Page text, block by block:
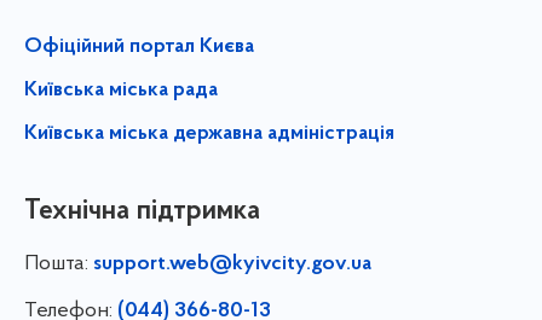
Офіційний портал Києва
Київська міська рада
Київська міська державна адміністрація
Технічна підтримка
Пошта: support.web@kyivcity.gov.ua
Телефон: (044) 366-80-13